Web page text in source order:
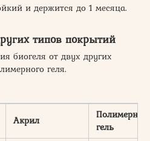
и держится до 1 месяца.
типов покрытий
биогеля от двух других
геля.
Акрил
Полимерный
гель